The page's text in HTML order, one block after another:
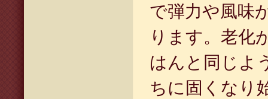
で弾力や風味
ります。老化
はんと同じよ
ちに固くなり